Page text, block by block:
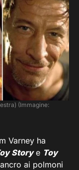
(Immagine:
Varney ha
Storye Toy
ai polmoni